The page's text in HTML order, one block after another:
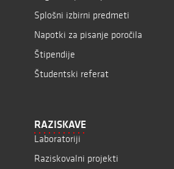
Splošni izbirni predmeti
Napotki za pisanje poročila
Štipendije
Študentski referat
RAZISKAVE
Laboratoriji
Raziskovalni projekti